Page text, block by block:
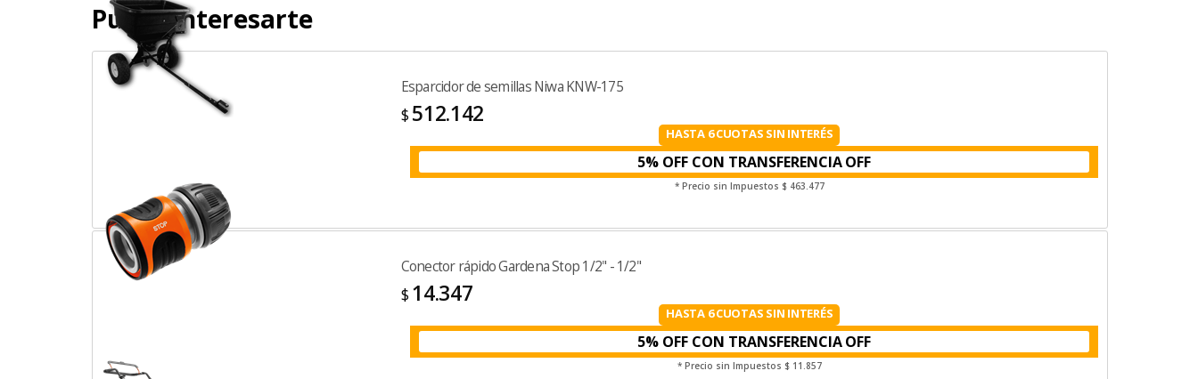
Puede interesarte
Esparcidor de semillas Niwa KNW-175
$ 512.142
HASTA 6 CUOTAS SIN INTERÉS
5% OFF CON TRANSFERENCIA
* Precio sin Impuestos $ 463.477
Conector rápido Gardena Stop 1/2" - 1/2"
$ 14.347
HASTA 6 CUOTAS SIN INTERÉS
5% OFF CON TRANSFERENCIA
* Precio sin Impuestos $ 11.857